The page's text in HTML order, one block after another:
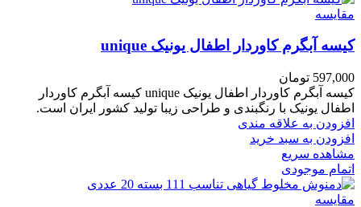
مقایسه
کیسه آبگرم کاوردار اطفال یونیک unique
597,000 تومان
کیسه آبگرم کاوردار اطفال یونیک unique کیسه آبگرم کاوردار
اطفال یونیک با رنگبندی و طراحی زیبا تولید کشور ایران است.
افزودن به علاقه مندی
افزودن به سبد خرید
مشاهده سریع
اتمام موجودی
مقایسه